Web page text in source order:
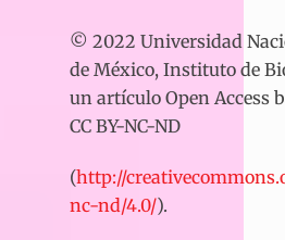
© 2022 Universidad
de México, Instituto de
un artículo Open Access
CC BY-NC-ND
(http://
nc-nd/4.0/).